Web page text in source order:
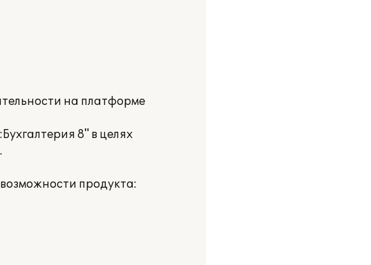
на платформе
8" в целях
продукта: